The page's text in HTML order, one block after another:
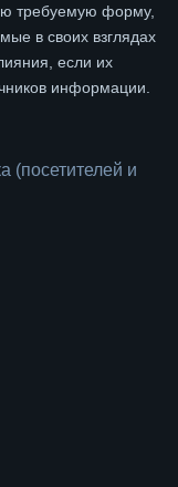
требуемую форму,
в своих взглядах
если их
информации.